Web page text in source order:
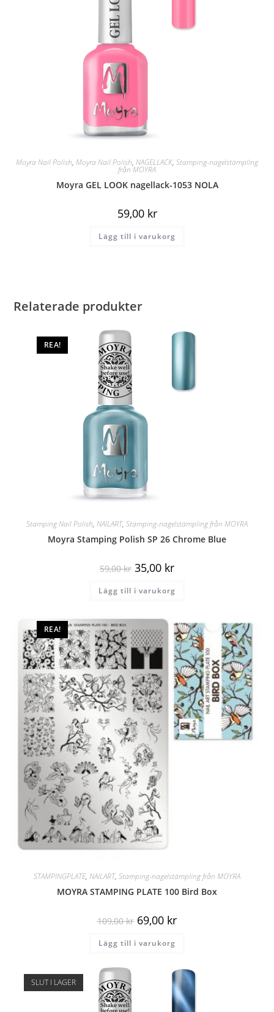
Moyra Nail Polish, Moyra Nail Polish, NAGELLACK, Stamping-nagelstämpling
från MOYRA
Moyra GEL LOOK nagellack-1053 NOLA
59,00 kr
Lägg till i varukorg
Relaterade produkter
REA!
Stamping Nail Polish, NAILART, Stamping-nagelstämpling från MOYRA
Moyra Stamping Polish SP 26 Chrome Blue
59,00kr 35,00 kr
Lägg till i varukorg
REA!
STAMPINGPLATE, NAILART, Stamping-nagelstämpling från MOYRA
MOYRA STAMPING PLATE 100 Bird Box
109,00kr 69,00 kr
Lägg till i varukorg
SLUT I LAGER